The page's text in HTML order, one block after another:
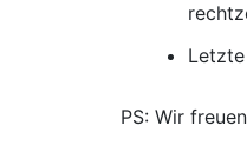
PS: Wir